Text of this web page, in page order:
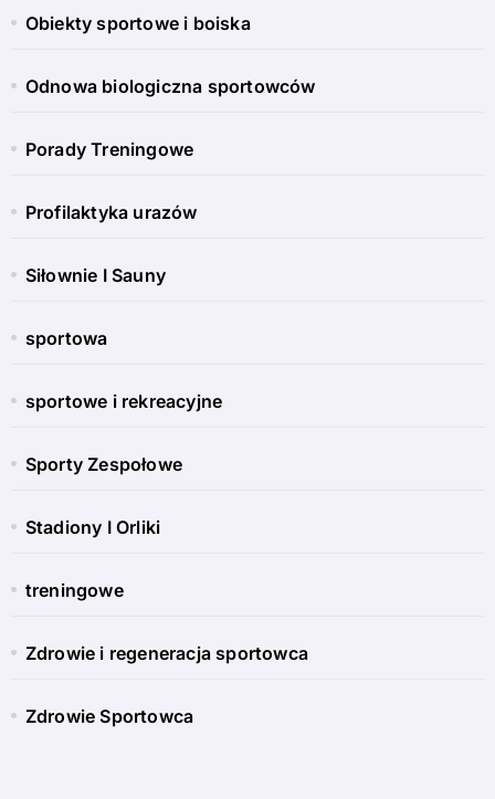
Obiekty sportowe i boiska
Odnowa biologiczna sportowców
Porady Treningowe
Profilaktyka urazów
Siłownie I Sauny
sportowa
sportowe i rekreacyjne
Sporty Zespołowe
Stadiony I Orliki
treningowe
Zdrowie i regeneracja sportowca
Zdrowie Sportowca